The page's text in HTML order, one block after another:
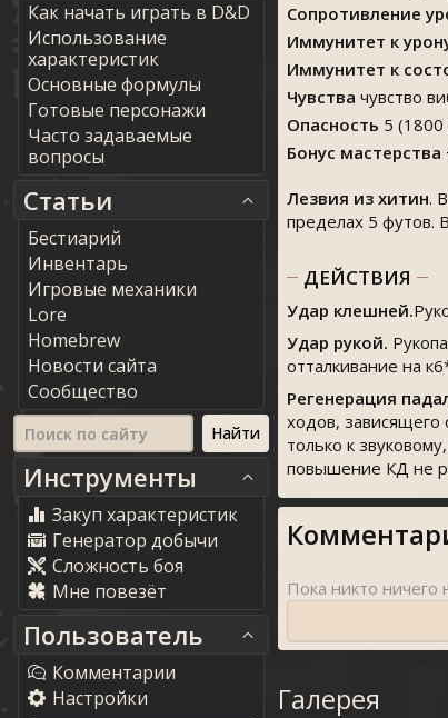
Как начать играть в D&D
Использование
характеристик
Основные формулы
Готовые персонажи
Часто задаваемые
вопросы
Статьи
Бестиарий
Инвентарь
Игровые механики
Lore
Homebrew
Новости сайта
Сообщество
Инструменты
Закуп характеристик
Генератор добычи
Сложность боя
Мне повезёт
Пользователь
Комментарии
Настройки
Сопротивление
Иммунитет к
Иммунитет к
Чувства чувство
Опасность 5 (1800
Бонус мастерства
Лезвия из хитин.
пределах 5 футов.
ДЕЙСТВИЯ
Удар клешней.
Удар рукой.
отталкивание на
Регенерация
ходов, зависящего
только к
повышение КД не
Галерея